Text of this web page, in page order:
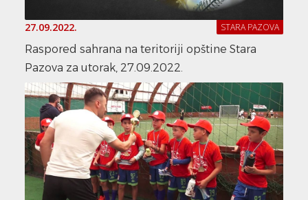
27.09.2022. STARA PAZOVA
Raspored sahrana na teritoriji opštine Stara
Pazova za utorak, 27.09.2022.